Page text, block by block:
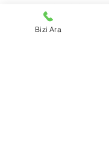
Bizi Ara